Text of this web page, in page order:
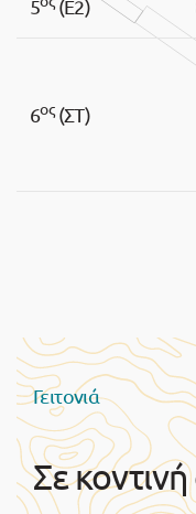
5 (Ε2)
6ος(ΣΤ)
Γειτονιά
Σε